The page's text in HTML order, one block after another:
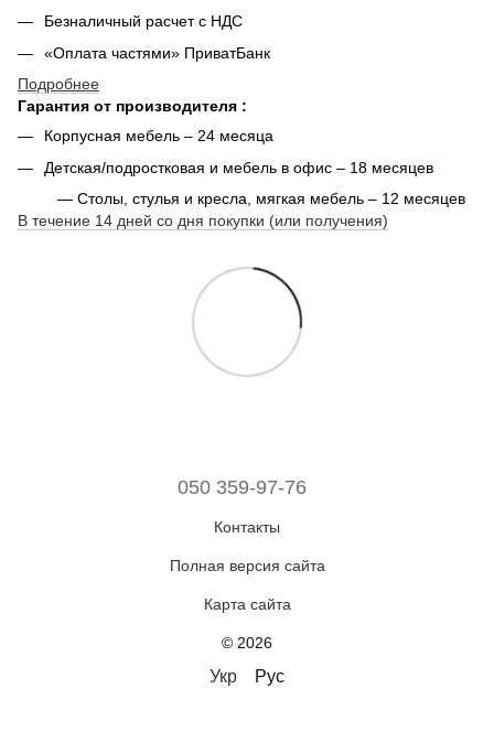
Безналичный расчет с НДС
«Оплата частями» ПриватБанк
Подробнее
Гарантия от производителя :
Корпусная мебель – 24 месяца
Детская/подростковая и мебель в офис – 18 месяцев
— Столы, стулья и кресла, мягкая мебель – 12 месяцев
В течение 14 дней со дня покупки (или получения)
050 359-97-76
Контакты
Полная версия сайта
Карта сайта
© 2026
Укр Рус